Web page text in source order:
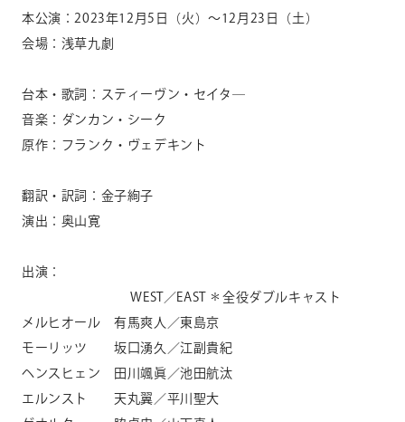
本公演： 2023年12 月 5 日（火）～12 月 23日
（土）
会場：浅草九劇
台本・歌詞：スティーヴン・セイタ―
音楽：ダンカン・シーク
原作：フランク・ヴェデキント
翻訳・訳詞：金子絢子
演出：奥山寛
出演：
WEST／ EAST
＊全役ダブルキャスト
メルヒオール 有馬爽人／東島京
モーリッツ 坂口湧久／江副貴紀
ヘンスヒェン 田川颯眞／池田航汰
エルンスト 天丸翼／平川聖大